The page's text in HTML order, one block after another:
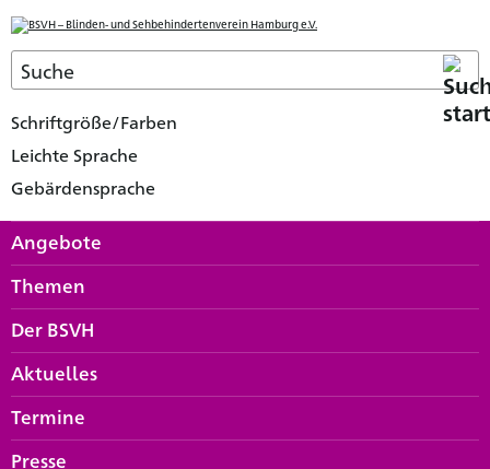
Schriftgröße/Farben
Leichte Sprache
Gebärdensprache
Angebote
Themen
Der BSVH
Aktuelles
Termine
Presse